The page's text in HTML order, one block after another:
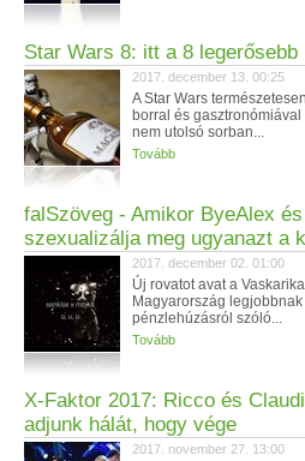
Star Wars 8: itt a 8
2017. december 13. 00:25
A Star Wars
borral és
nem utolsó sorban...
Tovább
falSzöveg - Amikor ByeAlex
szexualizálja meg ugyanazt a
2017. december 02. 01:00
Új rovatot avat a
Magyarország
pénzlehúzásról szóló...
Tovább
X-Faktor 2017: Ricco és
adjunk hálát, hogy vége
2017. november 27. 13:00